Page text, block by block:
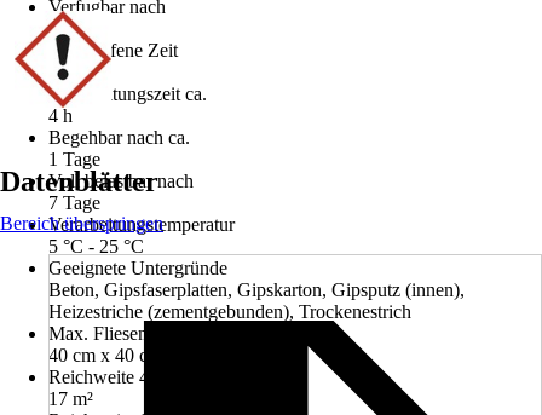
Verfugbar nach
48 h
Klebeoffene Zeit
20 min
Verarbeitungszeit ca.
4 h
Begehbar nach ca.
1 Tage
Voll belastbar nach
7 Tage
Verarbeitungstemperatur
5 °C - 25 °C
Geeignete Untergründe
Beton, Gipsfaserplatten, Gipskarton, Gipsputz (innen),
Heizestriche (zementgebunden), Trockenestrich
Max. Fliesenformat (LxB) cm
40 cm x 40 cm
Reichweite 4 mm Zahnung ca.
17 m²
Datenblätter
Bereich überspringen